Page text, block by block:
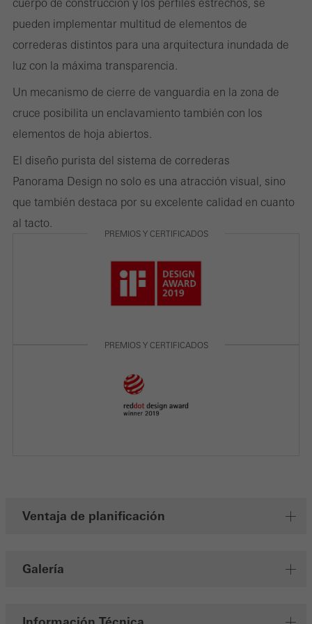
cuerpo de construcción y los perfiles estrechos, se
pueden implementar multitud de elementos de
correderas distintos para una arquitectura inundada de
luz con la máxima transparencia.
Un mecanismo de cierre de vanguardia en la zona de
cruce posibilita un enclavamiento también con los
elementos de hoja abiertos.
El diseño purista del sistema de correderas
Panorama Design no solo es una atracción visual, sino
que también destaca por su excelente calidad en cuanto
al tacto.
PREMIOS Y CERTIFICADOS
PREMIOS Y CERTIFICADOS
Ventaja de planificación
Galería
Estas cookies se utilizan para mejorar la facilidad de uso del sitio
web y, por tanto, la experiencia del usuario. Recopilan
información sobre cómo se usa el sitio web, el número de visitas,
Las cookies de marketing son utilizadas por proveedores externos
para mostrar anuncios personalizados y atractivos para usuarios
individuales. Lo hacen "siguiendo" a los usuarios en los sitios
terceros proveedores que prestan sus servicios de forma